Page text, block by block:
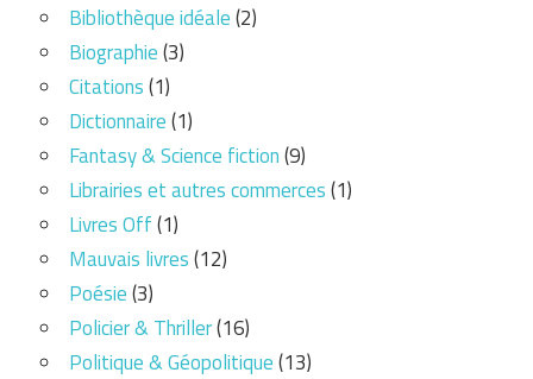
Bibliothèque idéale(2)
Biographie(3)
Citations(1)
Dictionnaire(1)
Fantasy & Science fiction(9)
Librairies et autres commerces(1)
Livres Off(1)
Mauvais livres(12)
Poésie(3)
Policier & Thriller(16)
Politique & Géopolitique(13)